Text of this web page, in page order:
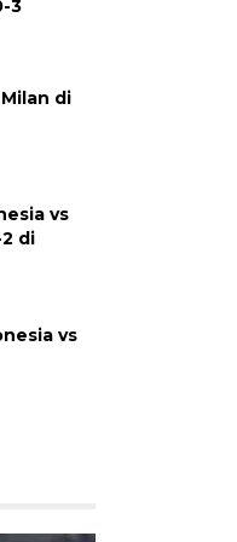
3
di
vs
di
vs